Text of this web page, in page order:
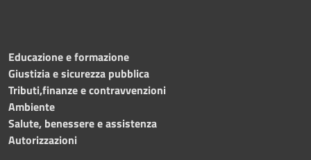
Educazione e formazione
Giustizia e sicurezza pubblica
Tributi,finanze e contravvenzioni
Ambiente
Salute, benessere e assistenza
Autorizzazioni